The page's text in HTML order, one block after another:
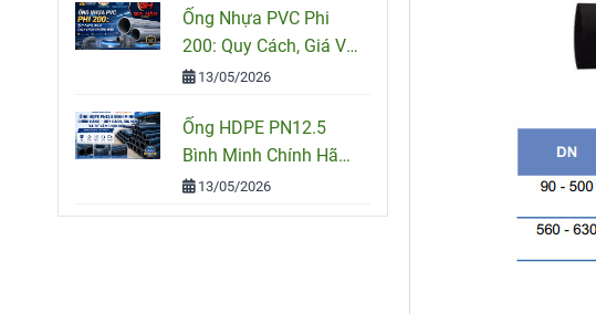
Ống Nhựa PVC Phi
200: Quy Cách, Giá Và
Cách Chọn Đúng Cho
13/05/2026
Ống HDPE PN12.5
Bình Minh Chính Hãng
– Quy Cách, Giá Bán
Và Tư Vấn Chọn Mua
13/05/2026